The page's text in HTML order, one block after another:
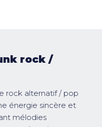
rock /
rock alternatif / pop
énergie sincère et
mélodies